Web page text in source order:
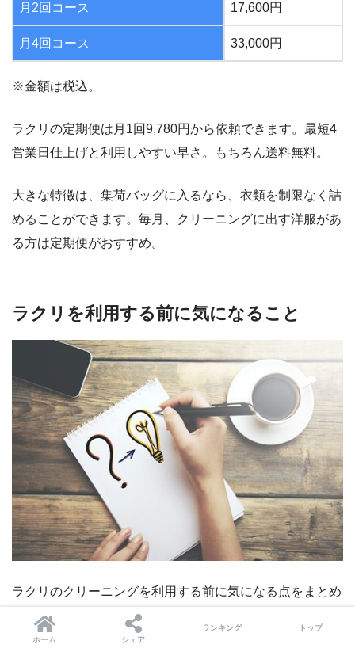
月2回コース 17,600円
月4回コース 33,000円
※金額は税込。
ラクリの定期便は月1回9,780円から依頼できます。最短4
営業日仕上げと利用しやすい早さ。もちろん送料無料。
大きな特徴は、集荷バッグに入るなら、衣類を制限なく詰
めることができます。毎月、クリーニングに出す洋服があ
る方は定期便がおすすめ。
ラクリを利用する前に気になること
ラクリのクリーニングを利用する前に気になる点をまとめ
ました！
ホーム シェア
ランキング トップ